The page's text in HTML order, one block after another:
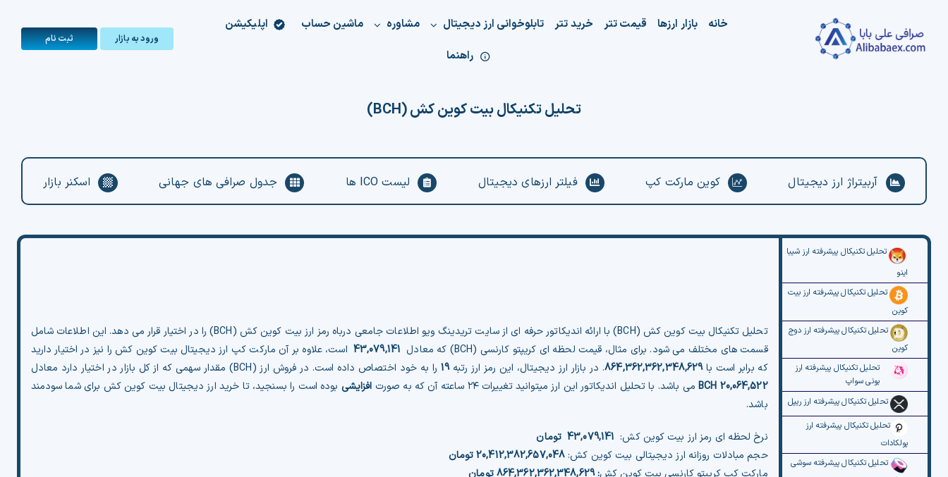
content
خانه بازار ارزها قیمت تتر خرید تتر تابلوخوانی ارز دیجیتال مشاوره ماشین حساب
اپلیکیشن
راهنما
ورود به بازار ثبت‌ نام
تحلیل تکنیکال بیت کوین کش (BCH)
آربیتراژ ارز دیجیتال کوین مارکت کپ فیلتر ارزهای دیجیتال لیست ICO ها جدول صرافی های جهانی اسکنر بازار
تحلیل تکنیکال پیشرفته ارز شیبا
اینو
تحلیل تکنیکال پیشرفته ارز بیت
کوین
تحلیل تکنیکال پیشرفته ارز دوج
کوین
تحلیل تکنیکال پیشرفته ارز
یونی سواپ
تحلیل تکنیکال پیشرفته ارز ریپل
تحلیل تکنیکال پیشرفته ارز
پولکادات
تحلیل تکنیکال پیشرفته سوشی
تحلیل تکنیکال بیت کوین کش (BCH) با ارائه اندیکاتور حرفه ای از سایت تریدینگ ویو اطلاعات جامعی درباه رمز ارز بیت کوین کش (BCH) را در اختیار قرار می دهد. این اطلاعات شامل
قسمت های مختلف می شود. برای مثال، قیمت لحظه ای کریپتو کارنسی (BCH) که معادل
43,079,141 است، علاوه بر آن مارکت کپ ارز دیجیتال بیت کوین کش را نیز در اختیار دارید
که برابر است با864,362,362,348,629. در بازار ارز دیجیتال، این رمز ارز رتبه19 را به خود اختصاص داده است. در فروش ارز (BCH) مقدار سهمی که از کل بازار در اختیار دارد معادل
20,064,522 BCH
می باشد. با تحلیل اندیکاتور این ارز میتوانید تغییرات ۲۴ ساعته آن که به صورت افزایشی بوده است را بسنجید، تا خرید ارز دیجیتال بیت کوین کش برای شما سودمند
باشد.
نرخ لحظه ای رمز ارز بیت کوین کش: 43,079,141 تومان
حجم مبادلات روزانه ارز دیجیتالی بیت کوین کش:20,412,382,657,048تومان